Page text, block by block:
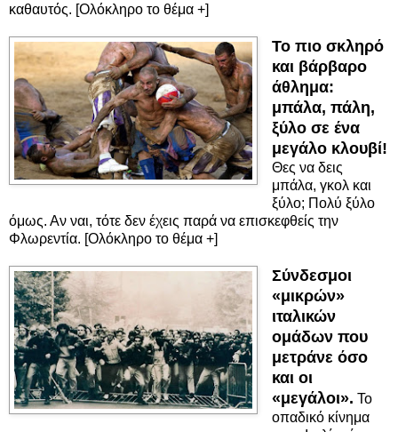
καθαυτός. [Ολόκληρο το θέμα +]
Το πιο σκληρό
και βάρβαρο
άθλημα:
μπάλα, πάλη,
ξύλο σε ένα
μεγάλο κλουβί!
Θες να δεις
μπάλα, γκολ και
ξύλο; Πολύ ξύλο
όμως. Αν ναι, τότε δεν έχεις παρά να επισκεφθείς την
Φλωρεντία. [Ολόκληρο το θέμα +]
Σύνδεσμοι
«μικρών»
ιταλικών
ομάδων που
μετράνε όσο
και οι
«μεγάλοι». Το
οπαδικό κίνημα